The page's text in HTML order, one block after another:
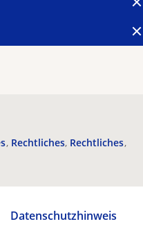
Rechtliches Rechtliches
Datenschutzhinweis